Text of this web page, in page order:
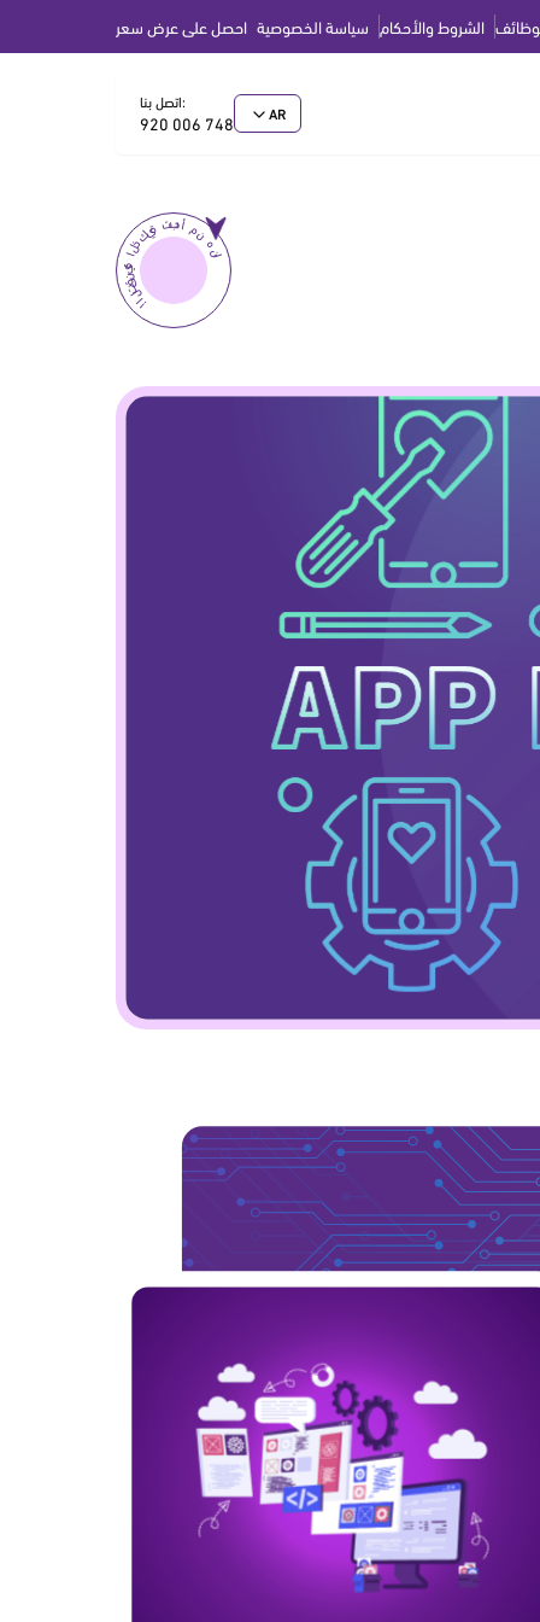
الشروط والأحكام سياسة الخصوصية احصل على عرض سعر
AR
اتصل بنا:
920 006 748
!
التقنية الذكية تبدأ من هنا